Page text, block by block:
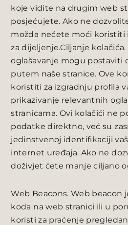
koje vidite na drugim web
posjećujete. Ako ne
možda nećete moći koristiti
za dijeljenje.Ciljanje
oglašavanje mogu postaviti
putem naše stranice. Ove
koristiti za izgradnju profila
prikazivanje relevantnih
stranicama. Ovi kolačići ne
podatke direktno, već su
jedinstvenoj identifikaciji
internet uređaja. Ako ne
doživjet ćete manje ciljano
Web Beacons. Web beacon
koda na web stranici ili u
koristi za praćenje